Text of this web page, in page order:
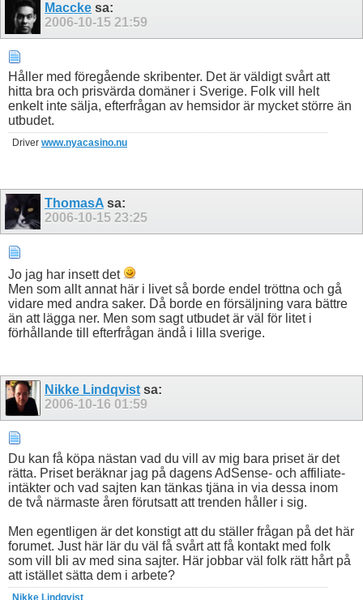
Maccke sa:
2006-10-15 21:59
Håller med föregående skribenter. Det är väldigt svårt att
hitta bra och prisvärda domäner i Sverige. Folk vill helt
enkelt inte sälja, efterfrågan av hemsidor är mycket större än
utbudet.
Driver www.nyacasino.nu
ThomasA sa:
2006-10-15 23:25
Jo jag har insett det
Men som allt annat här i livet så borde endel tröttna och gå
vidare med andra saker. Då borde en försäljning vara bättre
än att lägga ner. Men som sagt utbudet är väl för litet i
förhållande till efterfrågan ändå i lilla sverige.
Nikke Lindqvist sa:
2006-10-16 01:59
Du kan få köpa nästan vad du vill av mig bara priset är det
rätta. Priset beräknar jag på dagens AdSense- och affiliate-
intäkter och vad sajten kan tänkas tjäna in via dessa inom
de två närmaste åren förutsatt att trenden håller i sig.
Men egentligen är det konstigt att du ställer frågan på det här
forumet. Just här lär du väl få svårt att få kontakt med folk
som vill bli av med sina sajter. Här jobbar väl folk rätt hårt på
att istället sätta dem i arbete?
Nikke Lindqvist